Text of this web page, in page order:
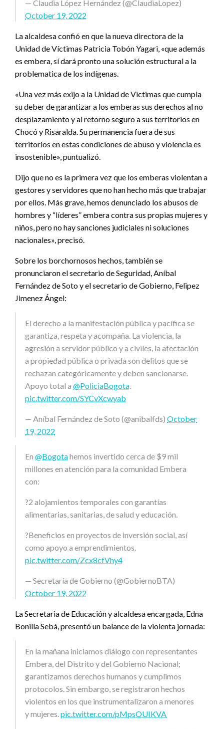
— Claudia López Hernández (@ClaudiaLopez)
October 19, 2022
La alcaldesa confió en que la nueva directora de la
Unidad de Víctimas Patricia Tobón Yagari, «que además
es embera, sí dará pronto una solución estructural a la
problematica de los indígenas.
«Una vez más exijo a la Unidad de Victimas que cumpla
su deber de garantizar a los emberas sus derechos al no
desplazamiento y al retorno seguro a sus territorios en
Chocó y Risaralda. Su permanencia fuera de sus
territorios en estas condiciones de abuso y violencia es
insostenible», puntualizó.
Dijo que no es la primera vez que los emberas violentan a
gestores y servidores que no han hecho más que trabajar
por ellos. Más grave, hemos denunciado los abusos de
hombres y “líderes” embera contra sus propias mujeres y
niños, pero no hay sanciones judiciales ni soluciones
nacionales», precisó.
Sobre los borchornosos hechos, también se
pronunciaron el secretario de Seguridad, Aníbal
Fernández de Soto y el secretario de Gobierno, Felipez
Jimenez Ángel:
El derecho a la manifestación pública y pacífica se
garantiza, respeta y acompaña. La violencia, la
agresión a servidor público y a civiles, la afectación
a propiedad pública o privada son delitos que se
rechazan categóricamente y deben sancionarse.
Apoyo total a @PoliciaBogota.
pic.twitter.com/SYCvXcwyab
— Aníbal Fernández de Soto (@anibalfds) October
19, 2022
En @Bogotahemos invertido cerca de $9 mil
millones en atención para la comunidad Embera
con:
?2 alojamientos temporales con garantías
alimentarias, sanitarias, de salud y educación.
?Beneficios en proyectos de inversión social, así
como apoyo a emprendimientos.
pic.twitter.com/Zcx8cfVhy4
— Secretaría de Gobierno (@GobiernoBTA)
October 19, 2022
La Secretaria de Educación y alcaldesa encargada, Edna
Bonilla Sebá, presentó un balance de la violenta jornada:
En la mañana iniciamos diálogo con representantes
Embera, del Distrito y del Gobierno Nacional;
garantizamos derechos humanos y cumplimos
protocolos. Sin embargo, se registraron hechos
violentos en los que instrumentalizaron a menores
y mujeres.pic.twitter.com/pMpsOUIKVA